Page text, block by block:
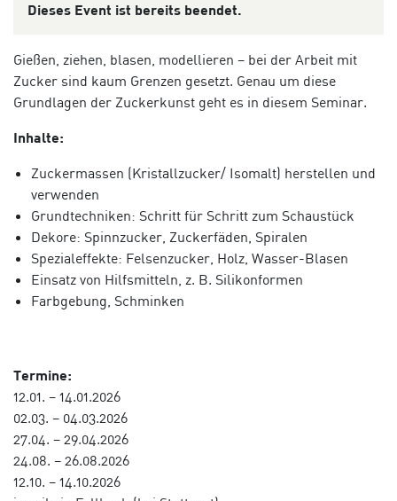
Dieses Event ist bereits beendet.
Gießen, ziehen, blasen, modellieren – bei der Arbeit mit
Zucker sind kaum Grenzen gesetzt. Genau um diese
Grundlagen der Zuckerkunst geht es in diesem Seminar.
Inhalte:
Zuckermassen (Kristallzucker/ Isomalt) herstellen und
verwenden
Grundtechniken: Schritt für Schritt zum Schaustück
Dekore: Spinnzucker, Zuckerfäden, Spiralen
Spezialeffekte: Felsenzucker, Holz, Wasser-Blasen
Einsatz von Hilfsmitteln, z. B. Silikonformen
Farbgebung, Schminken
Termine:
12.01. – 14.01.2026
02.03. – 04.03.2026
27.04. – 29.04.2026
24.08. – 26.08.2026
12.10. – 14.10.2026